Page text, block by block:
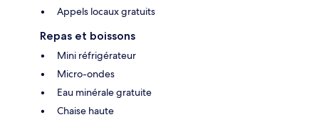
Appels locaux gratuits
Repas et boissons
Mini réfrigérateur
Micro-ondes
Eau minérale gratuite
Chaise haute